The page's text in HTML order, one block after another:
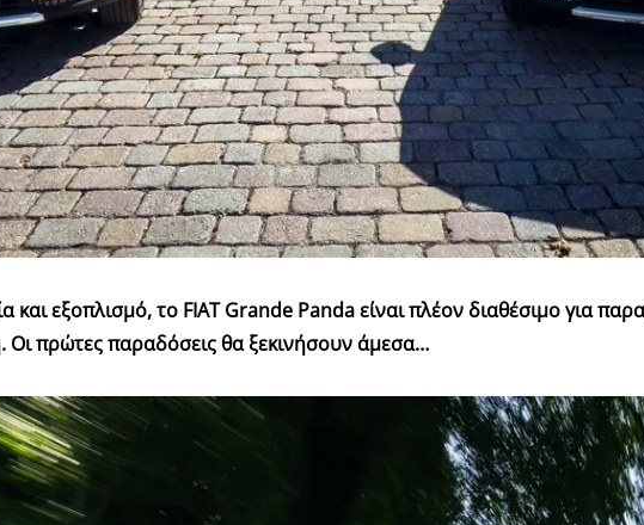
και εξοπλισμό, το FIAT Grande Panda είναι πλέον διαθέσιμο για
Οι πρώτες παραδόσεις θα ξεκινήσουν άμεσα…